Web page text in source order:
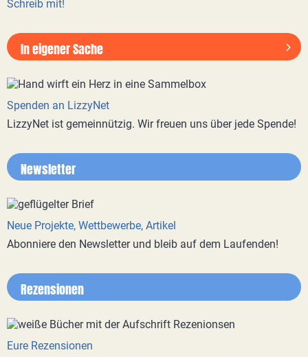
Schreib mit!
In eigener Sache
Spenden an LizzyNet
LizzyNet ist gemeinnützig. Wir freuen uns über jede Spende!
Newsletter
Neue Projekte, Wettbewerbe, Artikel
Abonniere den Newsletter und bleib auf dem Laufenden!
Rezensionen
Eure Rezensionen